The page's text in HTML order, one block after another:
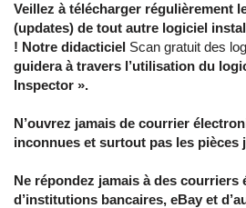
Veillez à télécharger régulièrement
(updates) de tout autre logiciel
! Notre didacticiel Scan gratuit des
guidera à travers l’utilisation du
Inspector ».
N’ouvrez jamais de courrier
inconnues et surtout pas les pièces
Ne répondez jamais à des courriers
d’institutions bancaires, eBay et